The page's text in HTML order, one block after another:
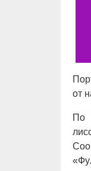
от
По